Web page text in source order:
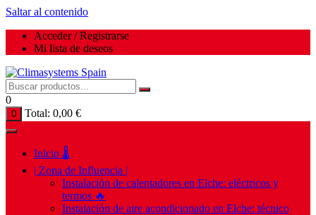
Saltar al contenido
Acceder / Registrarse
Mi lista de deseos
0
0 Total: 0,00 €
Inicio 🌡️
| Zona de Influencia |
Instalación de calentadores en Elche: eléctricos y
termos 🔥
Instalación de aire acondicionado en Elche: técnico